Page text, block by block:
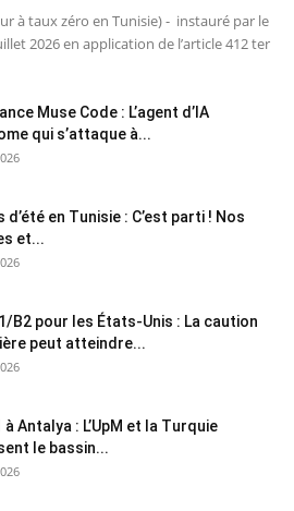
à taux zéro en Tunisie) - instauré par le
2026 en application de l’article 412 ter
Muse Code : L’agent d’IA
qui s’attaque à...
d’été en Tunisie : C’est parti ! Nos
et...
B2 pour les États-Unis : La caution
peut atteindre...
à Antalya : L’UpM et la Turquie
le bassin...